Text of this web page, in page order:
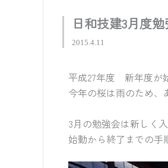
日和技建3月度
2015.4.11
平成27年度 新年度が
今年の桜は雨のため、
3月の勉強会は新しく
始動から終了までの手